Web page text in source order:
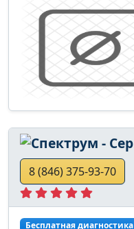
8 (846) 375-93-70
Бесплатная диагностика